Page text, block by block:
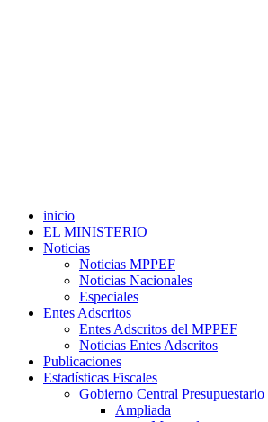
inicio
EL MINISTERIO
Noticias
Noticias MPPEF
Noticias Nacionales
Especiales
Entes Adscritos
Entes Adscritos del MPPEF
Noticias Entes Adscritos
Publicaciones
Estadísticas Fiscales
Gobierno Central Presupuestario
Ampliada